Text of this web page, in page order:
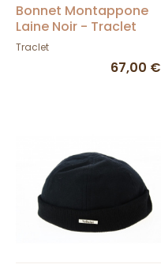
Bonnet Montappone
Laine Noir - Traclet
Traclet
67,00 €